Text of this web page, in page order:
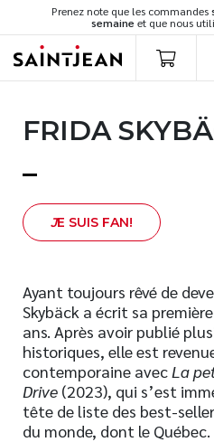
Prenez note que les commandes
semaine et que nous
Romans
Littérature jeunesse
Spiritualité
Culture générale
Témoignages
Vie pratique
Finances
Nouveautés
FRIDA
JE SUIS FAN!
Ayant toujours rêvé de
Skybäck a écrit sa
ans. Après avoir publié
historiques, elle est
contemporaine avec La
Drive (2023), qui s’est
tête de liste des best-
du monde, dont le Québec.